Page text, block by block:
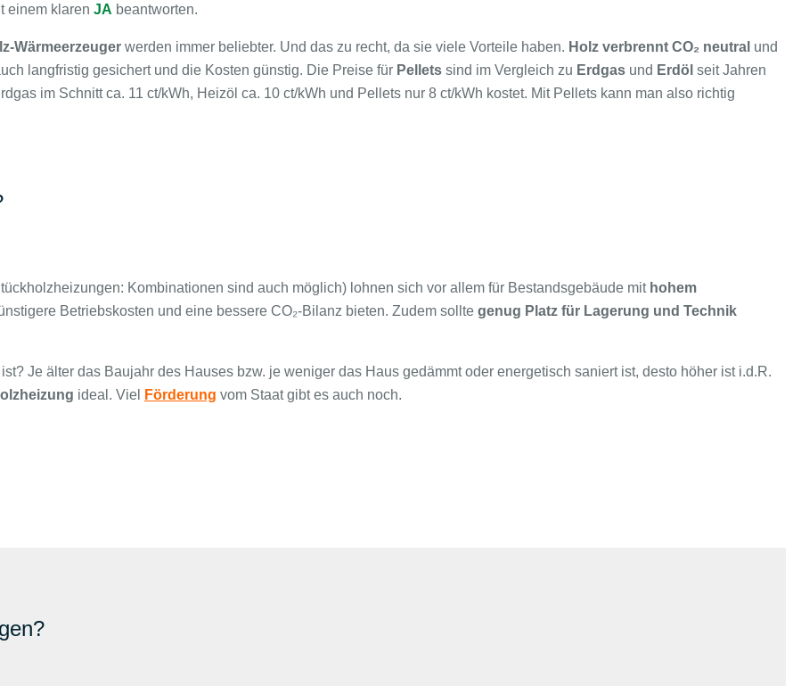
einem klaren JA beantworten.
Wärmeerzeuger werden immer beliebter. Und das zu recht, da sie viele Vorteile haben. Holz verbrennt CO₂ neutral und
langfristig gesichert und die Kosten günstig. Die Preise für Pellets sind im Vergleich zu Erdgas und Erdöl seit Jahren
im Schnitt ca. 11 ct/kWh, Heizöl ca. 10 ct/kWh und Pellets nur 8 ct/kWh kostet. Mit Pellets kann man also richtig
Kombinationen sind auch möglich) lohnen sich vor allem für Bestandsgebäude mit hohem
Betriebskosten und eine bessere CO₂-Bilanz bieten. Zudem sollte genug Platz für Lagerung und Technik
Je älter das Baujahr des Hauses bzw. je weniger das Haus gedämmt oder energetisch saniert ist, desto höher ist i.d.R.
ideal. Viel Förderung vom Staat gibt es auch noch.